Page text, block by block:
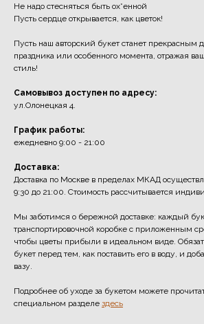
Не надо стесняться быть ох*енной
Пусть сердце открывается, как цветок!
Пусть наш авторский букет станет прекрасным
праздника или особенного момента, отражая
стиль!
Самовывоз доступен по адресу:
ул.Олонецкая 4.
График работы:
ежедневно 9:00 - 21:00
Доставка:
Доставка по Москве в пределах МКАД
9:30 до 21:00. Стоимость рассчитывается
Мы заботимся о бережной доставке: каждый
транспортировочной коробке с приложенным
чтобы цветы прибыли в идеальном виде.
букет перед тем, как поставить его в воду, и
вазу.
Подробнее об уходе за букетом можете
специальном разделе здесь